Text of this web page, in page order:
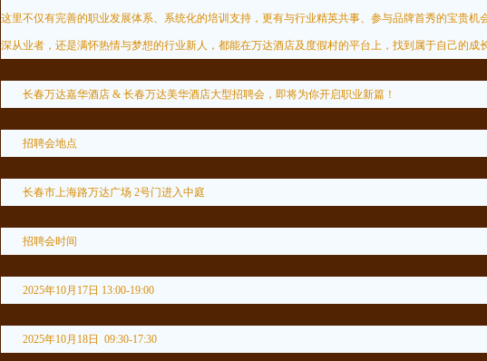
这里不仅有完善的职业发展体系、系统化的培训支持，更有与行业精英共事、参与品牌首秀的宝贵机
深从业者，还是满怀热情与梦想的行业新人，都能在万达酒店及度假村的平台上，找到属于自己的成
长春万达嘉华酒店 & 长春万达美华酒店大型招聘会，即将为你开启职业新篇！
招聘会地点
长春市上海路万达广场 2号门进入中庭
招聘会时间
2025年10月17日 13:00-19:00
2025年10月18日 09:30-17:30